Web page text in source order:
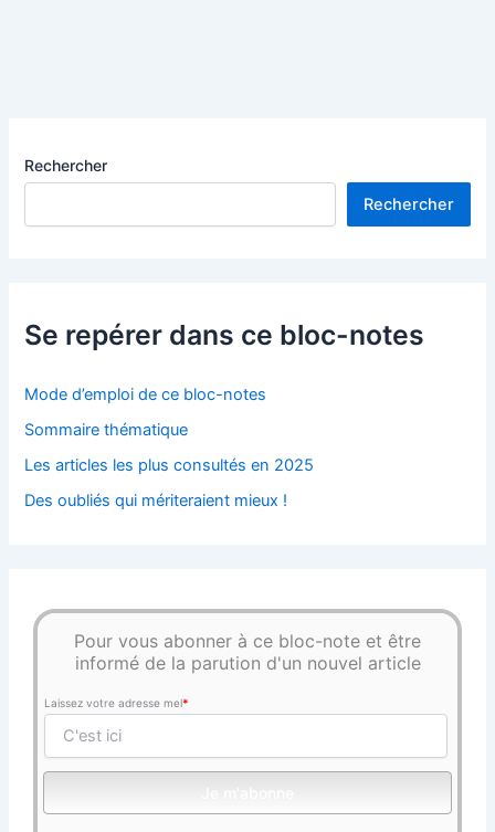
de
l’homme
Rechercher
Rechercher
Se repérer dans ce bloc-notes
Mode d’emploi de ce bloc-notes
Sommaire thématique
Les articles les plus consultés en 2025
Des oubliés qui mériteraient mieux !
Pour vous abonner à ce bloc-note et être
informé de la parution d'un nouvel article
Laissez votre adresse mel*